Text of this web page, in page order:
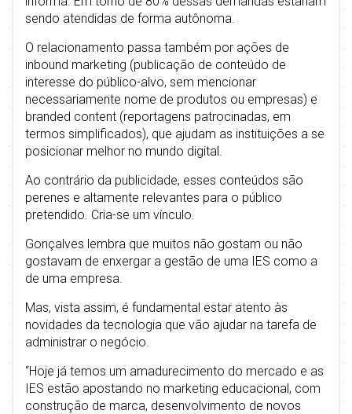
sendo atendidas de forma autônoma.
O relacionamento passa também por ações de
inbound marketing (publicação de conteúdo de
interesse do público-alvo, sem mencionar
necessariamente nome de produtos ou empresas) e
branded content (reportagens patrocinadas, em
termos simplificados), que ajudam as instituições a se
posicionar melhor no mundo digital.
Ao contrário da publicidade, esses conteúdos são
perenes e altamente relevantes para o público
pretendido. Cria-se um vínculo.
Gonçalves lembra que muitos não gostam ou não
gostavam de enxergar a gestão de uma IES como a
de uma empresa.
Mas, vista assim, é fundamental estar atento às
novidades da tecnologia que vão ajudar na tarefa de
administrar o negócio.
“Hoje já temos um amadurecimento do mercado e as
IES estão apostando no marketing educacional, com
construção de marca, desenvolvimento de novos